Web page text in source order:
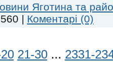
Яготина та
| Коментарі (0)
21-30 ... 2331-